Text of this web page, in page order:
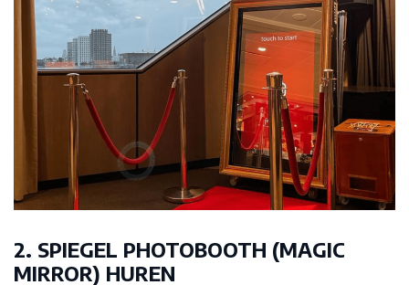
2. SPIEGEL PHOTOBOOTH (MAGIC
MIRROR) HUREN